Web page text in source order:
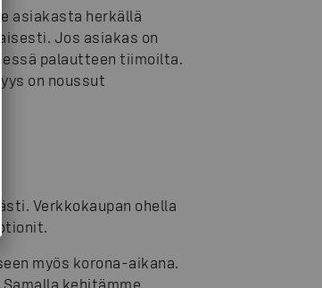
asiakasta herkällä
Jos asiakas on
palautteen tiimoilta.
on noussut
Verkkokaupan ohella
myös korona-aikana.
kehitämme